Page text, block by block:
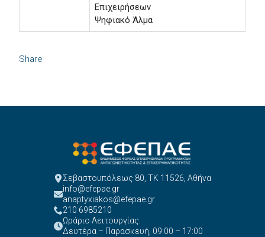
Share
Επιχειρήσεων
Ψηφιακό Άλμα
Σεβαστουπόλεως 80, ΤΚ 11526, Αθήνα
info@efepae.gr
anaptyxiakos@efepae.gr
210 6985210
Ωράριο Λειτουργίας:
Δευτέρα – Παρασκευή, 09:00 – 17:00